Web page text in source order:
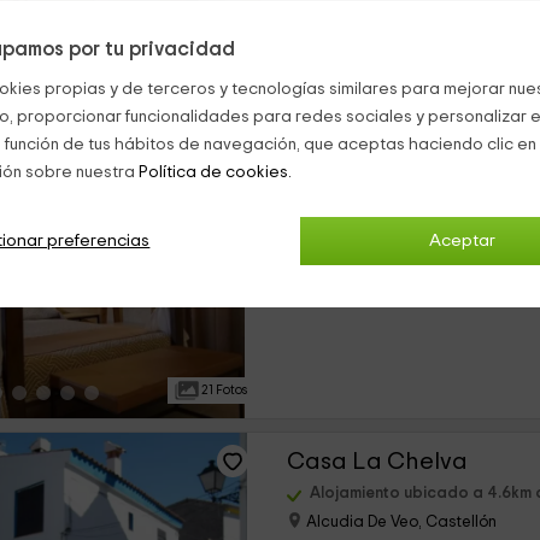
por tu privacidad
propias y de terceros y tecnologías similares para mejorar
proporcionar funcionalidades para redes sociales y personalizar
de tus hábitos de navegación, que aceptas haciendo clic
sobre nuestra Política de cookies.
Aceptar
preferencias
21 Fotos
Casa rural El Forn
0 opiniones
Casa La Chelva
Alojamiento ubicado a 4.6km
Alcudia De Veo, Castellón